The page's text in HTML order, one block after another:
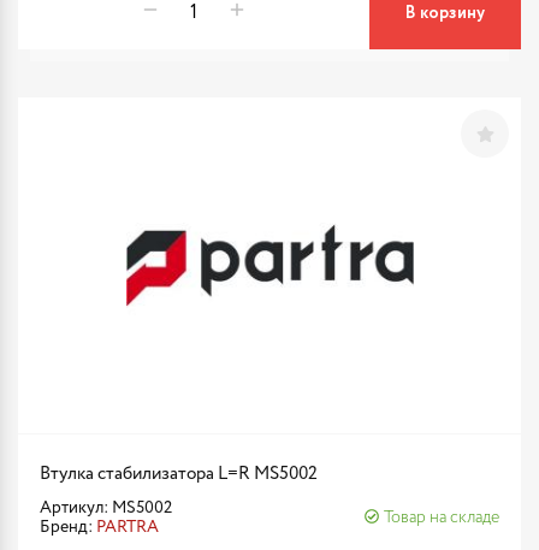
В корзину
Втулка стабилизатора L=R MS5002
Артикул: MS5002
Бренд: PARTRA
Товар на складе